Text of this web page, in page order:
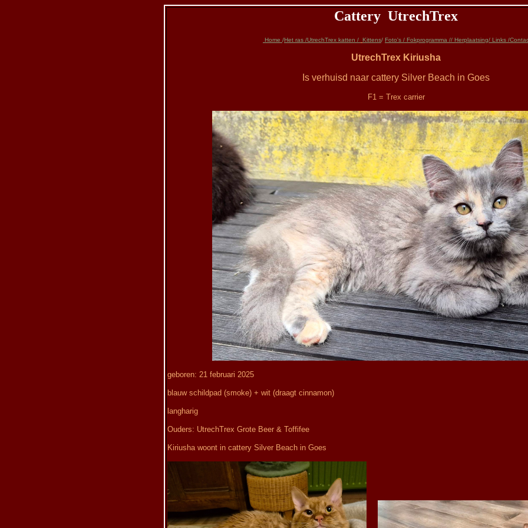
Cattery UtrechTrex
Home /Het ras /UtrechTrex katten / Kittens/ Foto's / Fokprogramma // Herplaatsing/ Links /
UtrechTrex Kiriusha
Is verhuisd naar cattery Silver Beach in Goes
F1 = Trex carrier
geboren: 21 februari 2025
blauw schildpad (smoke) + wit (draagt cinnamon)
langharig
Ouders: UtrechTrex Grote Beer & Toffifee
Kiriusha woont in cattery Silver Beach in Goes